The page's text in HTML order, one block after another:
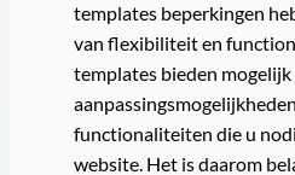
templates beperkingen
van flexibiliteit en
templates bieden
functionaliteiten die u
website. Het is daarom